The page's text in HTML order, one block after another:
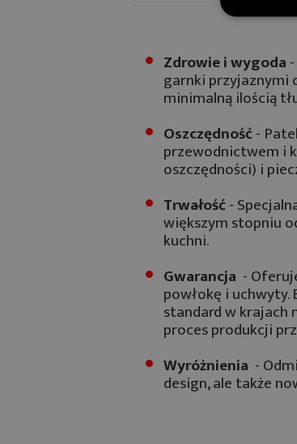
Zdrowie i wygoda
garnki przyjaznymi
minimalną ilością
Oszczędność-
przewodnictwem i
oszczędności) i
Trwałość-
większym stopniu
kuchni.
Gwarancja -
powłokę i
standard w krajach
proces produkcji
Wyróżnienia -
design, ale także